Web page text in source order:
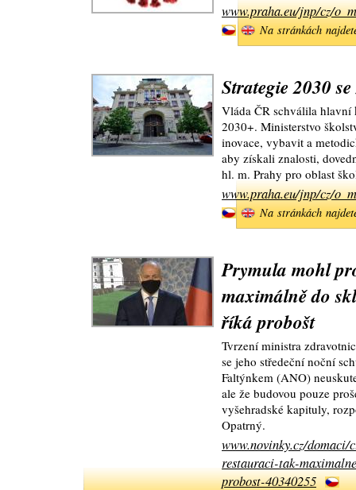
www.praha.eu/jnp/cz/
Na stránkách
Strategie 2030
Vláda ČR schválila
2030+. Ministerstvo
inovace, vybavit a
aby získali znalosti,
hl. m. Prahy pro oblast
www.praha.eu/jnp/cz/
Na stránkách
Prymula mohl
maximálně do
říká probošt
Tvrzení ministra
se jeho středeční noční
Faltýnkem (ANO)
ale že budovou pouze
vyšehradské kapituly,
Opatrný.
www.novinky.cz/
restauraci-tak-
probost-40340255